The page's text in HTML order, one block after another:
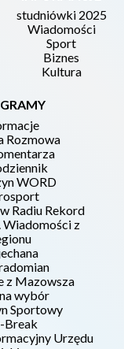
studniówki 2025
Wiadomości
Sport
Biznes
Kultura
Rozmowa
WORD
Radiu Rekord
Wiadomości z
z Mazowsza
wybór
Sportowy
Break
Urzędu